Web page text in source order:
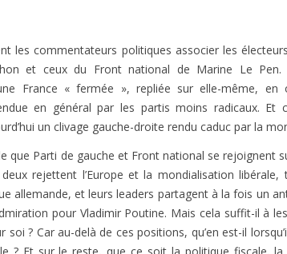
les commentateurs politiques associer les
et ceux du Front national de Marine Le Pen.
France « fermée », repliée sur elle-même,
en général par les partis moins radicaux. Et
un clivage gauche-droite rendu caduc par la
que Parti de gauche et Front national se rejoignent
rejettent l’Europe et la mondialisation libérale,
allemande, et leurs leaders partagent à la fois un
pour Vladimir Poutine. Mais cela suffit-il à
soi ? Car au-delà de ces positions, qu’en est-il